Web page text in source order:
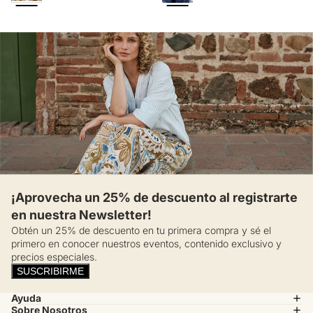
¡Aprovecha un 25% de descuento al registrarte
en nuestra Newsletter!
Obtén un 25% de descuento en tu primera compra y sé el
primero en conocer nuestros eventos, contenido exclusivo y
precios especiales.
SUSCRIBIRME
Ayuda
Sobre Nosotros